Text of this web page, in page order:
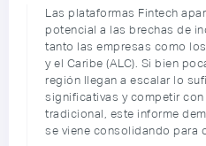
Las plataformas Fintech
potencial a las brechas de
tanto las empresas como
y el Caribe (ALC). Si bien
región llegan a escalar lo
significativas y competir
tradicional, este informe
se viene consolidando para